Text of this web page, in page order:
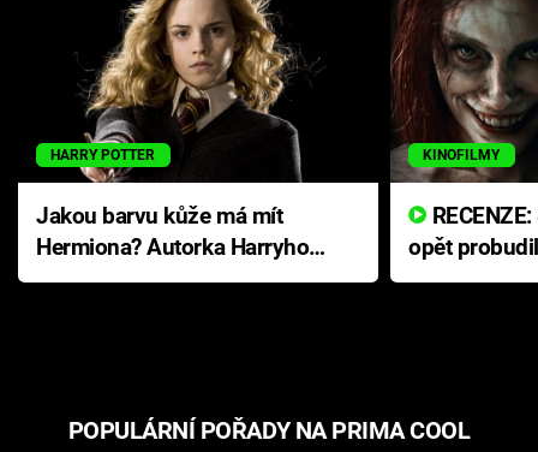
HARRY POTTER
Jakou barvu kůže má mít
Hermiona? Autorka Harryho
Pottera přišla s ráznou
KINOFILMY
opět
přichází s
POPULÁRNÍ POŘADY NA PRIMA COOL